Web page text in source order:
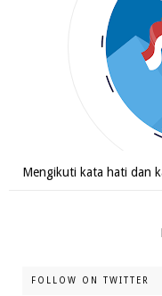
Mengikuti kata hati dan
FOLLOW ON TWITTER